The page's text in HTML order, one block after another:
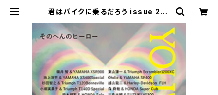
君はバイクに乗るだろう issue 21 |